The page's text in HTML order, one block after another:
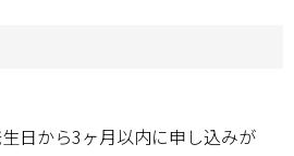
活から3ヶ月以内に申し込みが